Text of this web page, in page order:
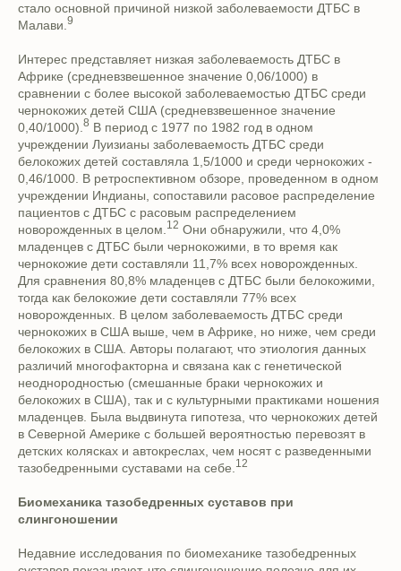
стало основной причиной низкой заболеваемости ДТБС в
Малави.9
Интерес представляет низкая заболеваемость ДТБС в
Африке (средневзвешенное значение 0,06/1000) в
сравнении с более высокой заболеваемостью ДТБС среди
чернокожих детей США (средневзвешенное значение
0,40/1000).8 В период с 1977 по 1982 год в одном
учреждении Луизианы заболеваемость ДТБС среди
белокожих детей составляла 1,5/1000 и среди чернокожих -
0,46/1000. В ретроспективном обзоре, проведенном в одном
учреждении Индианы, сопоставили расовое распределение
пациентов с ДТБС с расовым распределением
новорожденных в целом.12 Они обнаружили, что 4,0%
младенцев с ДТБС были чернокожими, в то время как
чернокожие дети составляли 11,7% всех новорожденных.
Для сравнения 80,8% младенцев с ДТБС были белокожими,
тогда как белокожие дети составляли 77% всех
новорожденных. В целом заболеваемость ДТБС среди
чернокожих в США выше, чем в Африке, но ниже, чем среди
белокожих в США. Авторы полагают, что этиология данных
различий многофакторна и связана как с генетической
неоднородностью (смешанные браки чернокожих и
белокожих в США), так и с культурными практиками ношения
младенцев. Была выдвинута гипотеза, что чернокожих детей
в Северной Америке с большей вероятностью перевозят в
детских колясках и автокреслах, чем носят с разведенными
тазобедренными суставами на себе.12
Биомеханика тазобедренных суставов при
слингоношении
Недавние исследования по биомеханике тазобедренных